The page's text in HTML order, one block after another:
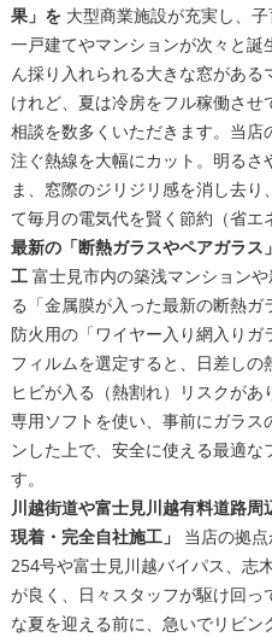
果」を大型商業施設が充実し、
一戸建てやマンションが次々と誕
ん採り入れられる大きな窓があ
けれど、夏は冷房をフル稼働さ
相談を数多くいただきます。当店
注ぐ熱線を大幅にカット。明るさ
ま、窓際のジリジリ感を消し去
て毎月の電気代を賢く節約（省エ
最新の「断熱ガラスやペアガラ
工富士見市内の築浅マンション
る「金属膜が入った最新の断熱ガ
防火用の「ワイヤー入り網入り
フィルムを選定すると、日差し
ヒビが入る（熱割れ）リスクが
専用ソフトを使い、事前にガラス
ンした上で、安全に使える最適
す。
川越街道や富士見川越有料道路
現着・完全自社施工」
当店の拠
254号や富士見川越バイパス、志
が良く、日々スタッフが駆け回
な夏を迎える前に、急いでリビ